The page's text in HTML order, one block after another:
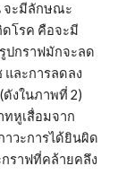
จะมีลักษณะ
ดโรค คือจะมี
ปกราฟมักจะลด
และการลดลง
ดังในภาพที่ 2)
ทหูเสื่อมจาก
วะการได้ยินผิด
ราฟที่คล้ายคลึง